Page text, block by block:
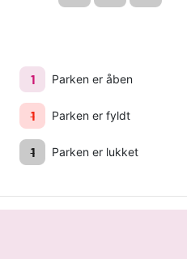
1 Parken er åben
1 Parken er fyldt
1 Parken er lukket